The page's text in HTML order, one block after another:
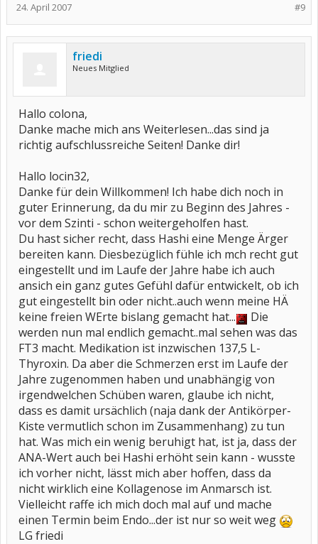
#9
24. April 2007
friedi
Neues Mitglied
Hallo colona,
Danke mache mich ans Weiterlesen...das sind ja
richtig aufschlussreiche Seiten! Danke dir!
Hallo locin32,
Danke für dein Willkommen! Ich habe dich noch in
guter Erinnerung, da du mir zu Beginn des Jahres -
vor dem Szinti - schon weitergeholfen hast.
Du hast sicher recht, dass Hashi eine Menge Ärger
bereiten kann. Diesbezüglich fühle ich mch recht gut
eingestellt und im Laufe der Jahre habe ich auch
ansich ein ganz gutes Gefühl dafür entwickelt, ob ich
gut eingestellt bin oder nicht..auch wenn meine HÄ
keine freien WErte bislang gemacht hat...
Die
werden nun mal endlich gemacht..mal sehen was das
FT3 macht. Medikation ist inzwischen 137,5 L-
Thyroxin. Da aber die Schmerzen erst im Laufe der
Jahre zugenommen haben und unabhängig von
irgendwelchen Schüben waren, glaube ich nicht,
dass es damit ursächlich (naja dank der Antikörper-
Kiste vermutlich schon im Zusammenhang) zu tun
hat. Was mich ein wenig beruhigt hat, ist ja, dass der
ANA-Wert auch bei Hashi erhöht sein kann - wusste
ich vorher nicht, lässt mich aber hoffen, dass da
nicht wirklich eine Kollagenose im Anmarsch ist.
Vielleicht raffe ich mich doch mal auf und mache
einen Termin beim Endo...der ist nur so weit weg
LG friedi